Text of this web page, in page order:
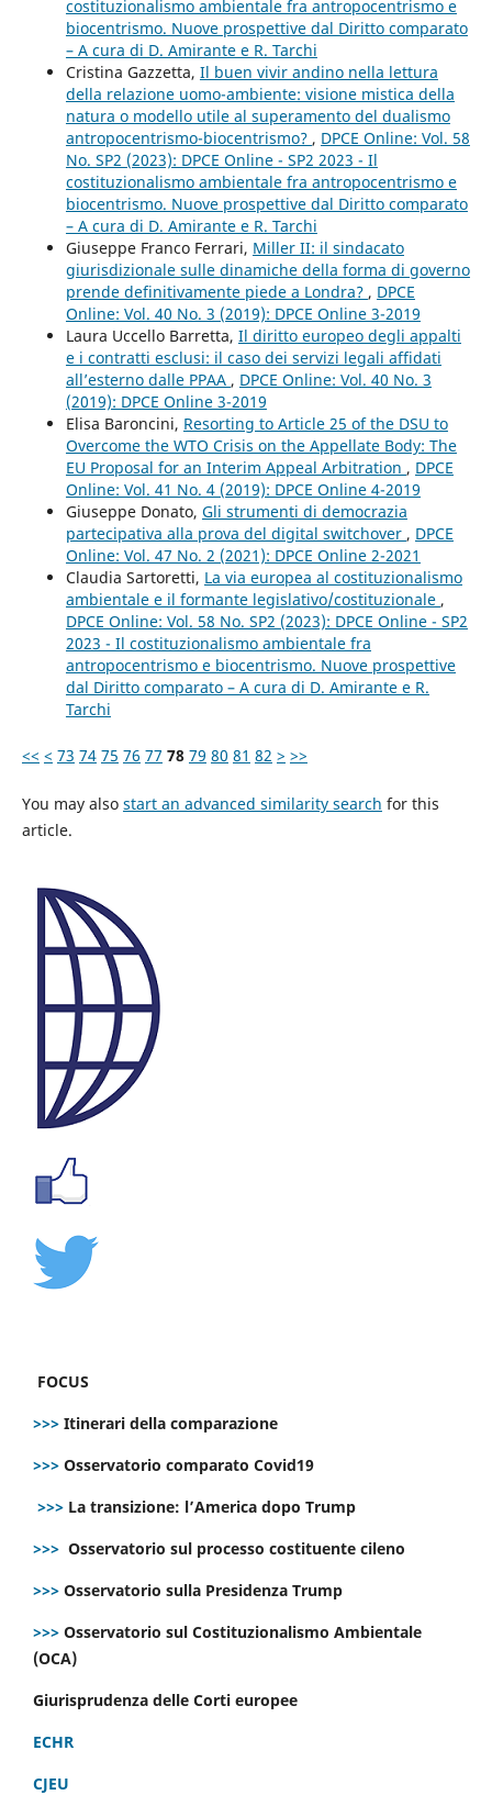
costituzionalismo ambientale fra antropocentrismo e
biocentrismo. Nuove prospettive dal Diritto comparato
– A cura di D. Amirante e R. Tarchi
Cristina Gazzetta, Il buen vivir andino nella lettura
della relazione uomo-ambiente: visione mistica della
natura o modello utile al superamento del dualismo
antropocentrismo-biocentrismo? , DPCE Online: Vol. 58
No. SP2 (2023): DPCE Online - SP2 2023 - Il
costituzionalismo ambientale fra antropocentrismo e
biocentrismo. Nuove prospettive dal Diritto comparato
– A cura di D. Amirante e R. Tarchi
Giuseppe Franco Ferrari, Miller II: il sindacato
giurisdizionale sulle dinamiche della forma di governo
prende definitivamente piede a Londra? , DPCE
Online: Vol. 40 No. 3 (2019): DPCE Online 3-2019
Laura Uccello Barretta, Il diritto europeo degli appalti
e i contratti esclusi: il caso dei servizi legali affidati
all’esterno dalle PPAA , DPCE Online: Vol. 40 No. 3
(2019): DPCE Online 3-2019
Elisa Baroncini, Resorting to Article 25 of the DSU to
Overcome the WTO Crisis on the Appellate Body: The
EU Proposal for an Interim Appeal Arbitration , DPCE
Online: Vol. 41 No. 4 (2019): DPCE Online 4-2019
Giuseppe Donato, Gli strumenti di democrazia
partecipativa alla prova del digital switchover , DPCE
Online: Vol. 47 No. 2 (2021): DPCE Online 2-2021
Claudia Sartoretti, La via europea al costituzionalismo
ambientale e il formante legislativo/costituzionale ,
DPCE Online: Vol. 58 No. SP2 (2023): DPCE Online - SP2
2023 - Il costituzionalismo ambientale fra
antropocentrismo e biocentrismo. Nuove prospettive
dal Diritto comparato – A cura di D. Amirante e R.
Tarchi
<< < 73 74 75 76 77 78 79 80 81 82 > >>
You may also start an advanced similarity search for this
article.
FOCUS
>>> Itinerari della comparazione
>>> Osservatorio comparato Covid19
>>> La transizione: l’America dopo Trump
>>> Osservatorio sul processo costituente cileno
>>> Osservatorio sulla Presidenza Trump
>>> Osservatorio sul Costituzionalismo Ambientale
(OCA)
Giurisprudenza delle Corti europee
ECHR
CJEU